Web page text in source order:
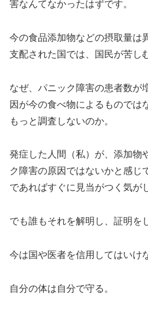
害なんてなかったはずです。
今の食品添加物などの摂取量は
支配された国では、国民が苦し
なぜ、パニック障害の患者数が
因が今の食べ物によるものでは
もっと調査しないのか。
発症した人間（私）が、添加物
ク障害の原因ではないかと感じ
であればすぐに見当がつく気が
でも誰もそれを解明し、証明を
今は国や医者を信用してはいけ
自分の体は自分で守る。